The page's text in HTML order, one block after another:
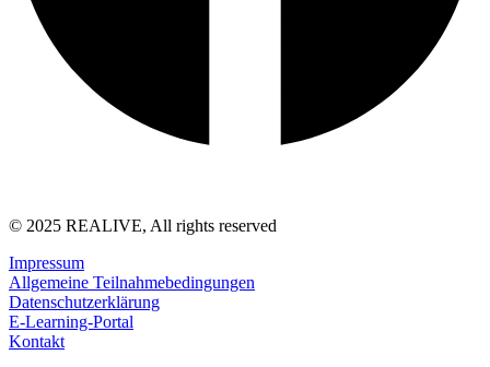
© 2025 REALIVE, All rights reserved
Impressum
Allgemeine Teilnahmebedingungen
Datenschutzerklärung
E-Learning-Portal
Kontakt